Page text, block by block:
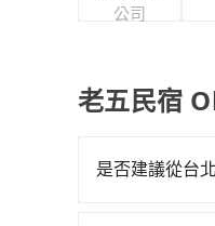
公司
老五民宿
是否建議從台